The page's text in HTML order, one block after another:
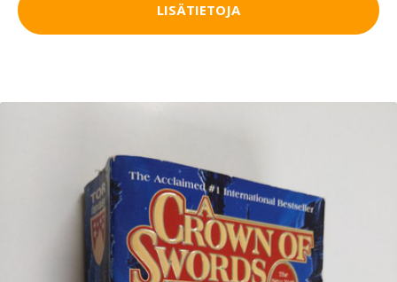
LISÄTIETOJA